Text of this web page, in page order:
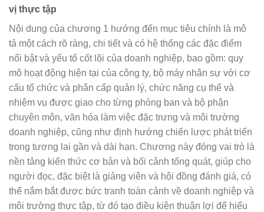
vị thực tập
Nội dung của chương 1 hướng đến mục tiêu chính là mô
tả một cách rõ ràng, chi tiết và có hệ thống các đặc điểm
nổi bật và yếu tố cốt lõi của doanh nghiệp, bao gồm: quy
mô hoạt động hiện tại của công ty, bộ máy nhân sự với cơ
cấu tổ chức và phân cấp quản lý, chức năng cụ thể và
nhiệm vụ được giao cho từng phòng ban và bộ phận
chuyên môn, văn hóa làm việc đặc trưng và môi trường
doanh nghiệp, cũng như định hướng chiến lược phát triển
trong tương lai gần và dài hạn. Chương này đóng vai trò là
nền tảng kiến thức cơ bản và bối cảnh tổng quát, giúp cho
người đọc, đặc biệt là giảng viên và hội đồng đánh giá, có
thể nắm bắt được bức tranh toàn cảnh về doanh nghiệp và
môi trường thực tập, từ đó tạo điều kiện thuận lợi để hiểu